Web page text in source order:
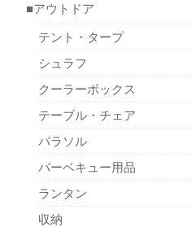
■アウトドア
テント・タープ
シュラフ
クーラーボックス
テーブル・チェア
パラソル
バーベキュー用品
ランタン
収納